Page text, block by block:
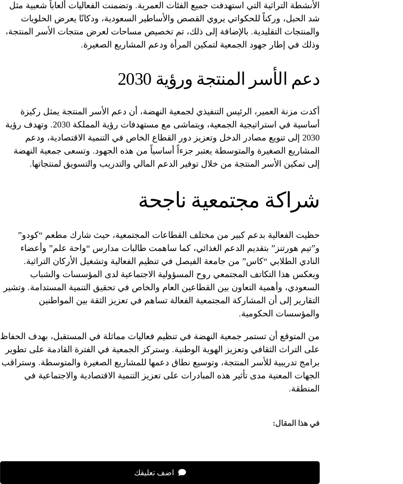
الأنشطة التراثية التي استهدفت جميع الفئات العمرية. وتضمنت الفعاليات ألعاباً شعبية مثل
شد الحبل، وركناً للحكواتي يروي القصص والأساطير السعودية، ودكانًا يعرض الحلويات
والمنتجات التقليدية. بالإضافة إلى ذلك، تم تخصيص مساحات لعرض منتجات الأسر المنتجة،
وذلك في إطار جهود الجمعية لتمكين المرأة ودعم المشاريع الصغيرة.
دعم الأسر المنتجة ورؤية 2030
أكدت مزنة العمير، الرئيس التنفيذي لجمعية النهضة، أن دعم الأسر المنتجة يمثل ركيزة
أساسية في استراتيجية الجمعية، ويتماشى مع مستهدفات رؤية المملكة 2030. وتهدف رؤية
2030 إلى تنويع مصادر الدخل وتعزيز دور القطاع الخاص في التنمية الاقتصادية، ودعم
المشاريع الصغيرة والمتوسطة يعتبر جزءاً أساسياً من هذه الجهود. وتسعى جمعية النهضة
إلى تمكين الأسر المنتجة من خلال توفير الدعم المالي والتدريب والتسويق لمنتجاتها.
شراكة مجتمعية ناجحة
حظيت الفعالية بدعم كبير من مختلف القطاعات المجتمعية، حيث شارك مطعم “كودو”
و”تيم هورتنز” بتقديم الدعم الغذائي، كما ساهمت طالبات مدارس “واحة علم” وأعضاء
النادي الطلابي “كاس” من جامعة الفيصل في تنظيم الفعالية وتشغيل الأركان التراثية.
ويعكس هذا التكاتف المجتمعي روح المسؤولية الاجتماعية لدى المؤسسات والشباب
السعودي، وأهمية التعاون بين القطاعين العام والخاص في تحقيق التنمية المستدامة. وتشير
التقارير إلى أن المشاركة المجتمعية الفعالة تساهم في تعزيز الثقة بين المواطنين
والمؤسسات الحكومية.
من المتوقع أن تستمر جمعية النهضة في تنظيم فعاليات مماثلة في المستقبل، بهدف الحفاظ
على التراث الثقافي وتعزيز الهوية الوطنية. وستركز الجمعية في الفترة القادمة على تطوير
برامج تدريبية للأسر المنتجة، وتوسيع نطاق دعمها للمشاريع الصغيرة والمتوسطة. وستراقب
الجهات المعنية مدى تأثير هذه المبادرات على تعزيز التنمية الاقتصادية والاجتماعية في
المنطقة.
في هذا المقال:
اضف تعليقك